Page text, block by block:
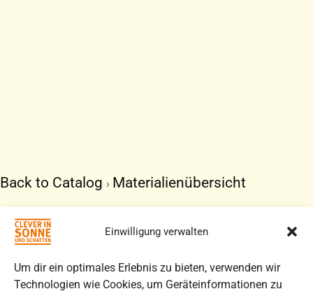
Einwilligung verwalten
Um dir ein optimales Erlebnis zu bieten, verwenden wir
Technologien wie Cookies, um Geräteinformationen zu
Back to Catalog Materialienübersicht
ARBEITSBLATT
SUN-
APP